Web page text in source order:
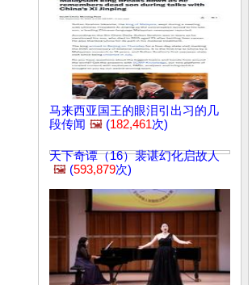
马来西亚国王的眼泪引出习的几
段传闻 🖼️ (182,461次)
天下奇谭（16）裴谌幻化启故人
🖼️ (593,879次)